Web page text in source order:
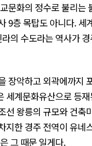
문화의 정수로 불리는
9층 목탑도 아니다. 세
의 수도라는 역사가
장악하고 외곽에까지
세계문화유산으로 등
선 왕릉의 규모와 건축
지한 경주 전역이 유네
그 때문 일게다.